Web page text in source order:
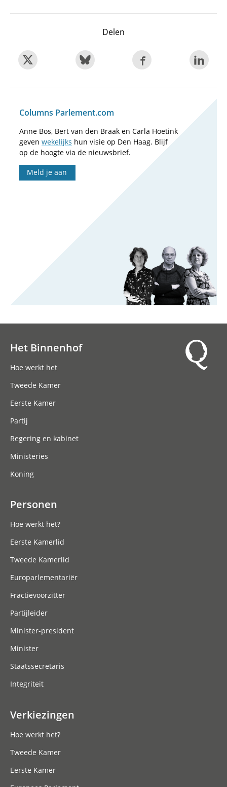
Delen
Columns Parlement.com
Anne Bos, Bert van den Braak en Carla Hoetink
geven wekelijks hun visie op Den Haag. Blijf
op de hoogte via de nieuwsbrief.
Meld je aan
Het Binnenhof
Hoe werkt het
Tweede Kamer
Eerste Kamer
Partij
Regering en kabinet
Ministeries
Koning
Personen
Hoe werkt het?
Eerste Kamerlid
Tweede Kamerlid
Europarlementariër
Fractievoorzitter
Partijleider
Minister-president
Minister
Staatssecretaris
Integriteit
Verkiezingen
Hoe werkt het?
Tweede Kamer
Eerste Kamer